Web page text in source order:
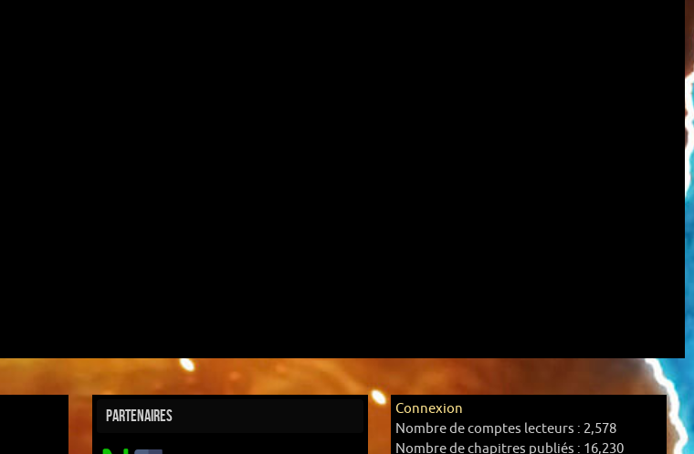
Partenaires
Connexion
Nombre de comptes lecteurs : 2,578
Nombre de chapitres publiés : 16,230